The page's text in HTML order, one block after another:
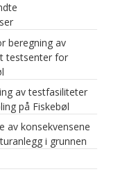
beregning av
testsenter for
av testfasiliteter
på Fiskebøl
av konsekvensene
i grunnen